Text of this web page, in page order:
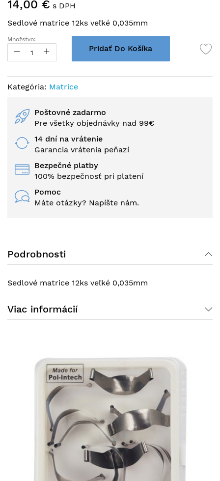
na
galérie
obrázkov
14,00 € s DPH
Sedlové matrice 12ks veľké 0,035mm
Množstvo:
Pridať Do Košíka
Kategória: Matrice
Poštovné zadarmo
Pre všetky objednávky nad 99€
14 dní na vrátenie
Garancia vrátenia peňazí
Bezpečné platby
100% bezpečnosť pri platení
Pomoc
Máte otázky? Napíšte nám.
Podrobnosti
Sedlové matrice 12ks veľké 0,035mm
Viac informácií